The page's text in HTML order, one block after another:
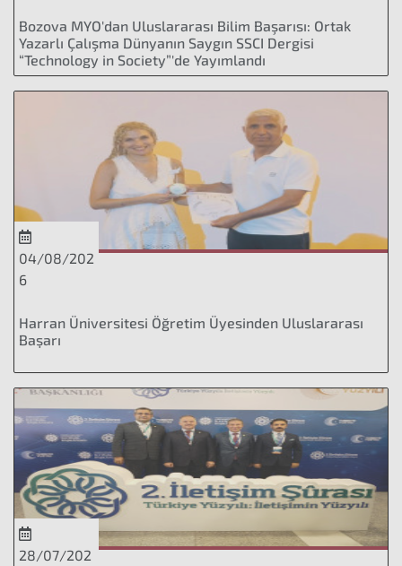
Bozova MYO'dan Uluslararası Bilim Başarısı: Ortak
Yazarlı Çalışma Dünyanın Saygın SSCI Dergisi
“Technology in Society”'de Yayımlandı
04/08/202
6
Harran Üniversitesi Öğretim Üyesinden Uluslararası
Başarı
28/07/202